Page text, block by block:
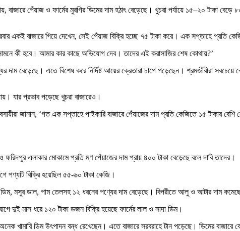
পেঁয়াজ ও ফার্মের মুরগির ডিমের দাম হঠাৎ বেড়েছে। খুচরা পর্যায়ে ১৫–২০ টাকা
একই বাজারে গিয়ে দেখেন, সেই পেঁয়াজ বিক্রি হচ্ছে ৭৫ টাকা করে। এক সপ্তাহে প্রতি
কী হবে। আমার কার কাছে অভিযোগ দেব। তাদের এই করাসাজির শেষ কোথায়?’
এতে বিশেষ করে নির্দিষ্ট আয়ের ক্রেতারা চাপে পড়েছেন। শ্রমজীবীরা সবচেয়ে
যার প্রভাব পড়েছে খুচরা বাজারেও।
জানান, ‘গত এক সপ্তাহে পাইকারি বাজারে পেঁয়াজের দাম প্রতি কেজিতে ১৫ টাকার
ফরিদপুর এলাকার মোকামে প্রতি মণ পেঁয়াজের দাম প্রায় ৪০০ টাকা বেড়েছে বলে দাবি তাদের।
পণ্যটি বিক্রি হয়েছিল ৫৫-৬০ টাকা কেজি।
মসুর ডাল, পাম তেলসহ ১২ ধরনের পণ্যের দাম বেড়েছে। বিপরীতে আলু ও আটার দাম
দুই মাস ধরে ১২০ টাকা ডজন বিক্রি হয়েছে ফার্মের লাল ও সাদা ডিম।
খামারি ডিম উৎপাদন বন্ধ রেখেছেন। এতে বাজারে সরবরাহে টান পড়েছে। ডিমের বাজারে